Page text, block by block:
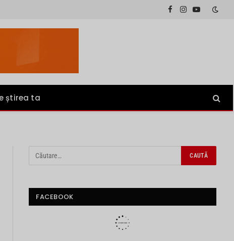
Facebook
InstagramYouTube
știrea ta
FACEBOOK